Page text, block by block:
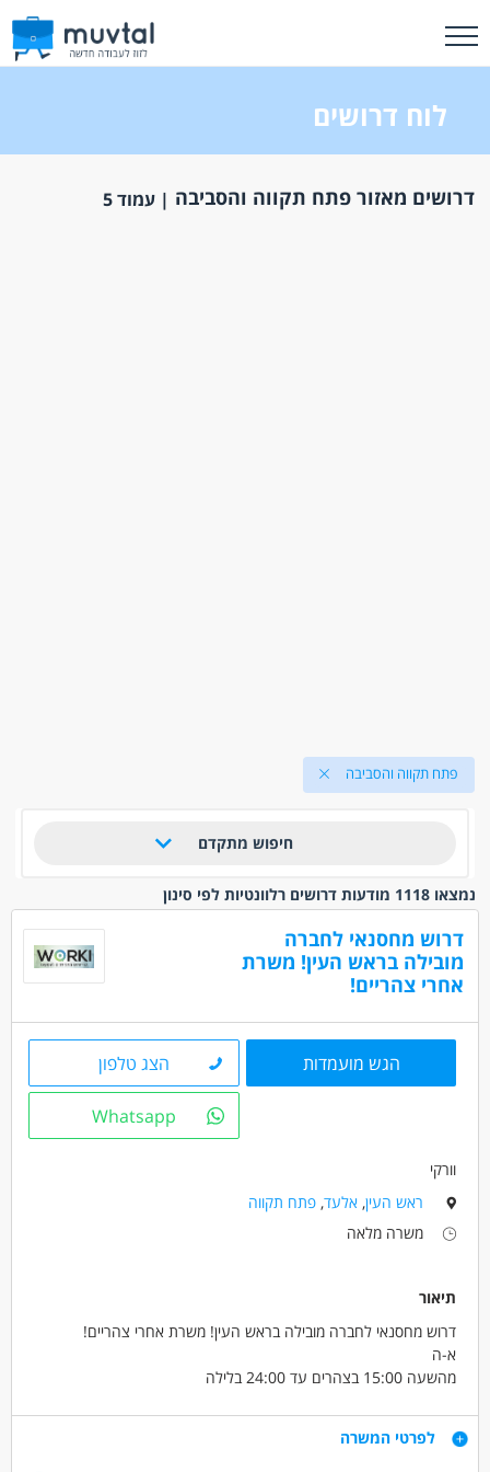
לוח דרושים
דרושים מאזור פתח תקווה והסביבה | עמוד 5
פתח תקווה והסביבה
חיפוש מתקדם
נמצאו 1118 מודעות דרושים רלוונטיות לפי סינון
דרוש מחסנאי לחברה
מובילה בראש העין! משרת
אחרי צהריים!
הגש מועמדות הצג טלפון
Whatsapp
וורקי
ראש העין,אלעד,פתח תקווה
משרה מלאה
תיאור
דרוש מחסנאי לחברה מובילה בראש העין! משרת אחרי צהריים!
א-ה
מהשעה 15:00 בצהרים עד 24:00 בלילה
)+החזר נסיעות
עבודה יחסית קלילה עם תנאים טובים !
דרישות
לפרטי המשרה